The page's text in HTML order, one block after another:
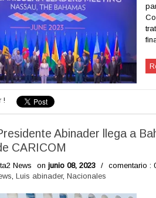
!
Abinader llega a
CARICOM
News on junio 08, 2023 / comentario :
, Luis abinader, Nacionales